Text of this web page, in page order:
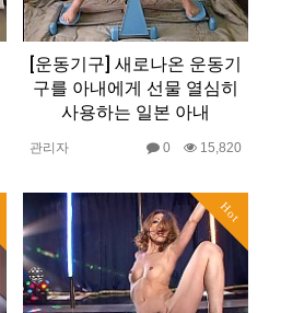
[운동기구] 새로나온 운동기
구를 아내에게 선물 열심히
사용하는 일본 아내
관리자 0 15,820
Hot